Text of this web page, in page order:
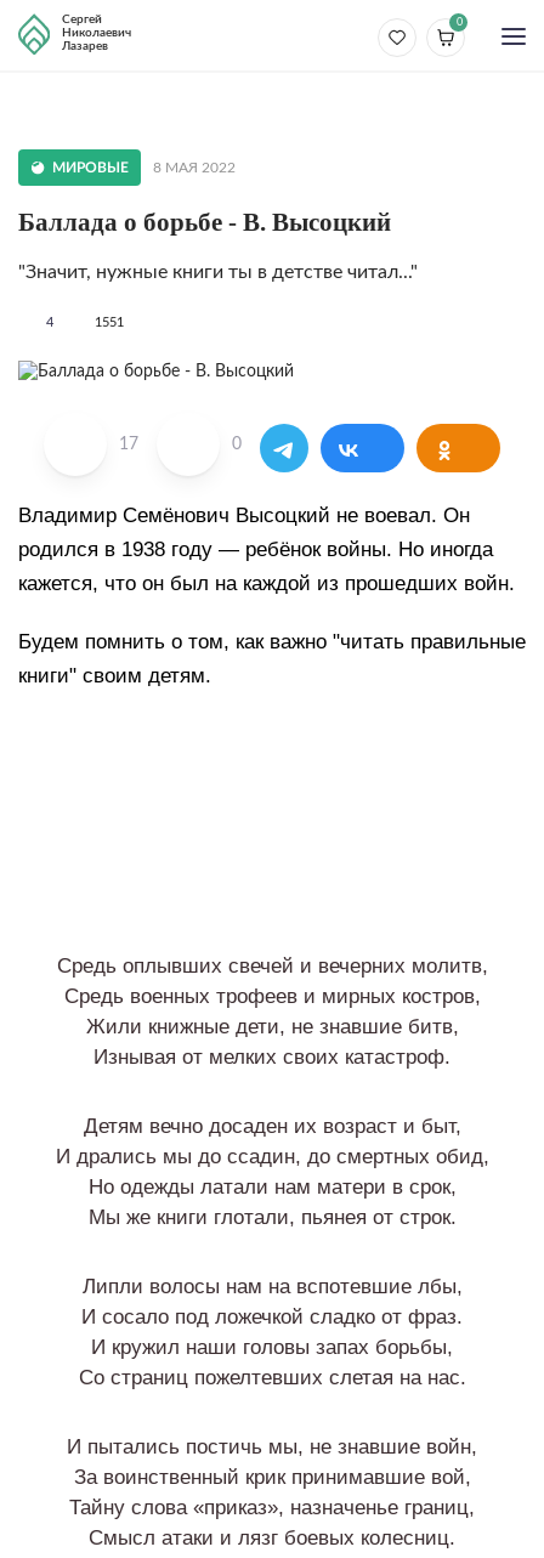
Сергей
Николаевич
Лазарев
0
МИРОВЫЕ 8 МАЯ 2022
Баллада о борьбе - В. Высоцкий
"Значит, нужные книги ты в детстве читал..."
4 1551
17 0
Владимир Семёнович Высоцкий не воевал. Он
родился в 1938 году — ребёнок войны. Но иногда
кажется, что он был на каждой из прошедших войн.
Будем помнить о том, как важно "читать правильные
книги" своим детям.
Средь оплывших свечей и вечерних молитв,
Средь военных трофеев и мирных костров,
Жили книжные дети, не знавшие битв,
Изнывая от мелких своих катастроф.
Детям вечно досаден их возраст и быт,
И дрались мы до ссадин, до смертных обид,
Но одежды латали нам матери в срок,
Мы же книги глотали, пьянея от строк.
Липли волосы нам на вспотевшие лбы,
И сосало под ложечкой сладко от фраз.
И кружил наши головы запах борьбы,
Со страниц пожелтевших слетая на нас.
И пытались постичь мы, не знавшие войн,
За воинственный крик принимавшие вой,
Тайну слова «приказ», назначенье границ,
Смысл атаки и лязг боевых колесниц.